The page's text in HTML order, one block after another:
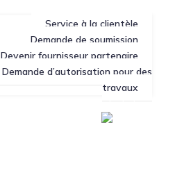
Service à la clientèle
Demande de soumission
Devenir fournisseur partenaire
Demande d’autorisation pour des
travaux
Portail client